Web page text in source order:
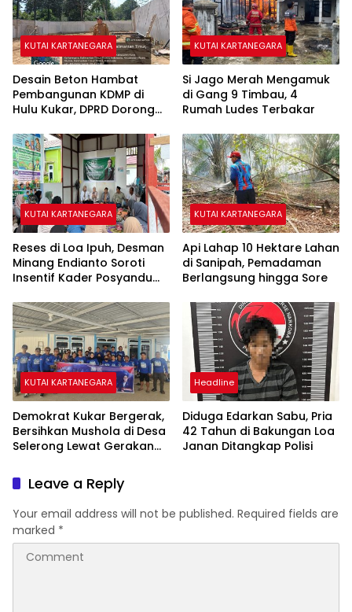
KUTAI KARTANEGARA
Desain Beton Hambat
Pembangunan KDMP di
Hulu Kukar, DPRD Dorong
KUTAI KARTANEGARA
Si Jago Merah Mengamuk
di Gang 9 Timbau, 4
Rumah Ludes Terbakar
KUTAI KARTANEGARA
Reses di Loa Ipuh, Desman
Minang Endianto Soroti
Insentif Kader Posyandu
KUTAI KARTANEGARA
Api Lahap 10 Hektare Lahan
di Sanipah, Pemadaman
Berlangsung hingga Sore
KUTAI KARTANEGARA
Demokrat Kukar Bergerak,
Bersihkan Mushola di Desa
Selerong Lewat Gerakan
Headline
Diduga Edarkan Sabu, Pria
42 Tahun di Bakungan Loa
Janan Ditangkap Polisi
Leave a Reply
Your email address will not be published. Required fields are
marked *